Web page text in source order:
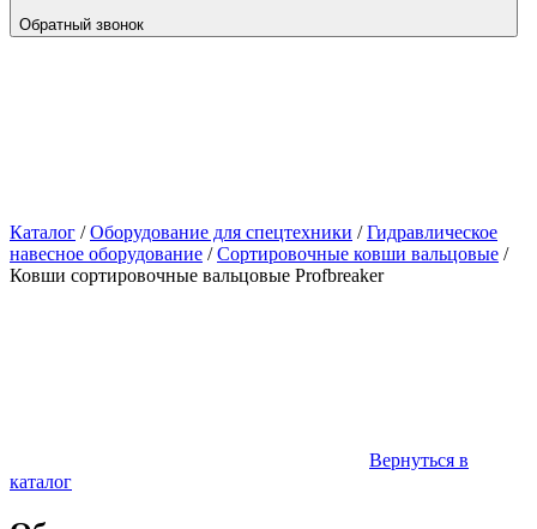
Обратный звонок
Каталог /Оборудование для спецтехники /Гидравлическое
навесное оборудование /Сортировочные ковши вальцовые /
Ковши cортировочные вальцовые Profbreaker
Вернуться в
каталог